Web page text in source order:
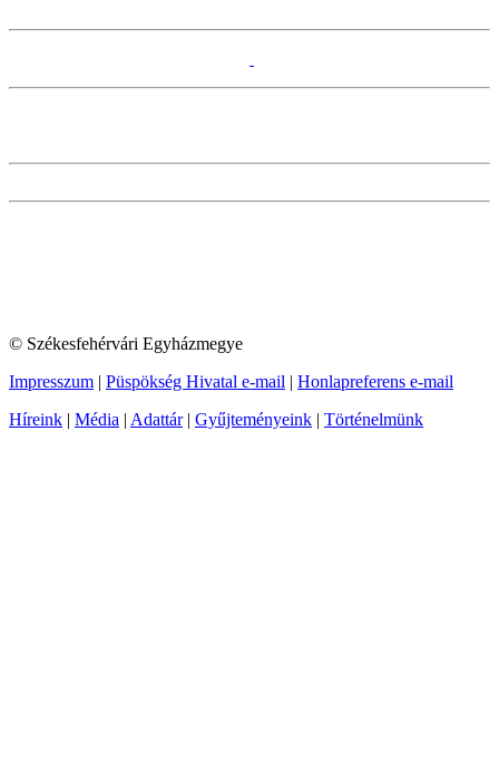
© Székesfehérvári Egyházmegye
Impresszum | Püspökség Hivatal e-mail | Honlapreferens e-mail
Híreink | Média | Adattár| Gyűjteményeink | Történelmünk